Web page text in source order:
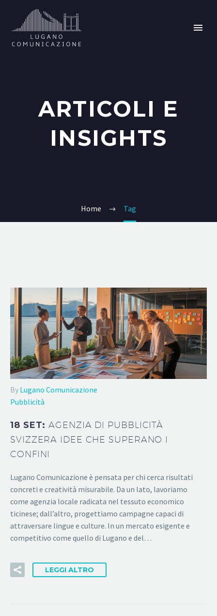
ARTICOLI E
INSIGHTS
Home Tag
By Lugano Comunicazione
Pubblicità
18 SET:AGENZIA DI PUBBLICITÀ
SVIZZERA IDEE CHE SUPERANO I
CONFINI
Lugano Comunicazione è pensata per chi cerca risultati
concreti e creatività misurabile. Da un lato, lavoriamo
come agenzia locale radicata nel tessuto economico
ticinese; dall’altro, progettiamo campagne capaci di
attraversare lingue e culture. In un mercato esigente e
competitivo come quello di Lugano e del…
LEGGI ALTRO